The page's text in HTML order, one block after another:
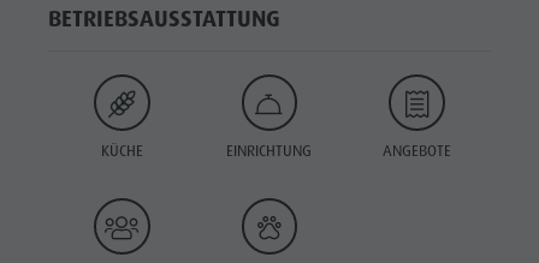
BETRIEBSAUSSTATTUNG
KÜCHE EINRICHTUNG ANGEBOTE